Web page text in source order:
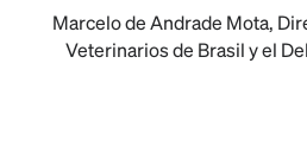
Marcelo de Andrade Mota,
Veterinarios de Brasil y el